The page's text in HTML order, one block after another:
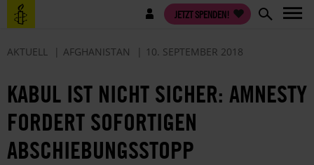
Direkt
zum
Benutzermenü JETZT SPENDEN!
AKTUELL AFGHANISTAN 10. SEPTEMBER 2018
KABUL IST NICHT SICHER: AMNESTY
FORDERT SOFORTIGEN
ABSCHIEBUNGSSTOPP